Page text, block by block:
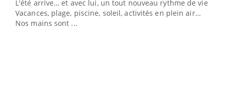
L'été arrive… et avec lui, un tout nouveau rythme de vie !
Vacances, plage, piscine, soleil, activités en plein air…
Nos mains sont ...